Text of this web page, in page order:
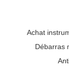
Achat
Débarras